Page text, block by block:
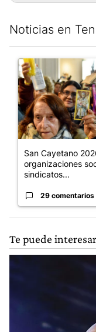
Noticias en
Un artículo de
San Cayetano
organizaciones
sindicatos...
29 comentarios